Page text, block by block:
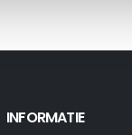
INFORMATIE